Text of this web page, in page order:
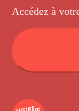
Accédez à